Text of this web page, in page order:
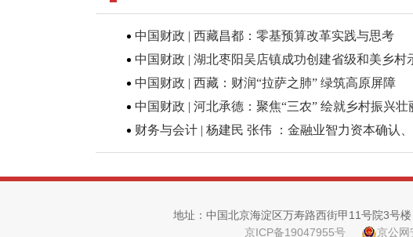
中国财政 | 西藏昌都：零基预算改革实践与思考
中国财政 | 湖北枣阳吴店镇成功创建省级和美乡村
中国财政 | 西藏：财润“拉萨之肺” 绿筑高原屏障
中国财政 | 河北承德：聚焦“三农” 绘就乡村振兴壮
财务与会计 | 杨建民 张伟 ：金融业智力资本确认
地址：中国北京海淀区万寿路西街甲11号院3
京ICP备19047955号
京公